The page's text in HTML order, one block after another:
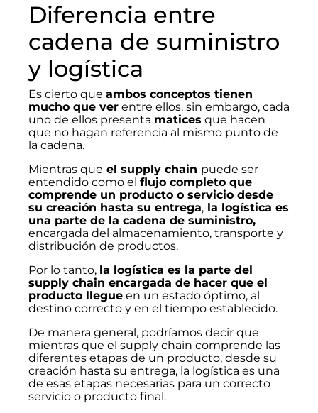
Diferencia entre
cadena de suministro
y logística
Es cierto que ambos conceptos tienen
mucho que ver entre ellos, sin embargo, cada
uno de ellos presenta matices que hacen
que no hagan referencia al mismo punto de
la cadena.
Mientras que el supply chain puede ser
entendido como el flujo completo que
comprende un producto o servicio desde
su creación hasta su entrega, la logística es
una parte de la cadena de suministro,
encargada del almacenamiento, transporte y
distribución de productos.
Por lo tanto, la logística es la parte del
supply chain encargada de hacer que el
producto llegue en un estado óptimo, al
destino correcto y en el tiempo establecido.
De manera general, podríamos decir que
mientras que el supply chain comprende las
diferentes etapas de un producto, desde su
creación hasta su entrega, la logística es una
de esas etapas necesarias para un correcto
servicio o producto final.